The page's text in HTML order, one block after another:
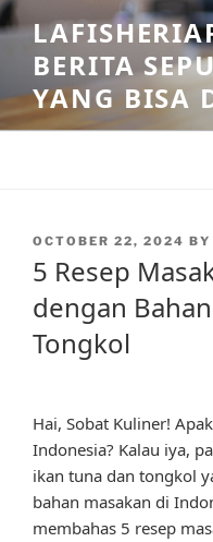
Skip
to
contentBERITA
YANG BISA
POSTED
OCTOBER 22, 2024 BY
5 Resep
dengan
Tongkol
Hai, Sobat Kuliner!
Indonesia? Kalau iya,
ikan tuna dan tongkol
bahan masakan di
membahas 5 resep